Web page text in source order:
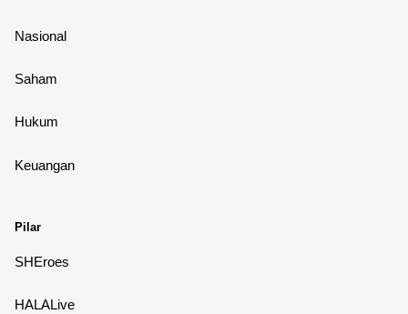
Nasional
Saham
Hukum
Keuangan
Pilar
SHEroes
HALALive